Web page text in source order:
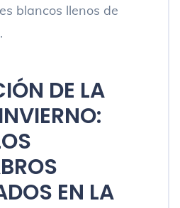
blancos llenos de
DE LA
EN LA